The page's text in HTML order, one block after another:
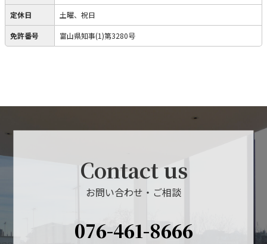
定休日 土曜、祝日
免許番号 富山県知事(1)第3280号
Contact us
お問い合わせ・ご相談
076-461-8666